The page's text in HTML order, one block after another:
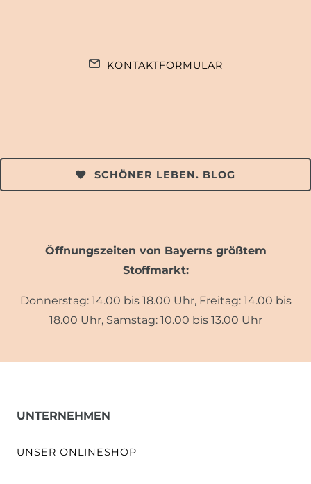
KONTAKTFORMULAR
SCHÖNER LEBEN. BLOG
Öffnungszeiten von Bayerns größtem
Stoffmarkt:
Donnerstag: 14.00 bis 18.00 Uhr, Freitag: 14.00 bis
18.00 Uhr, Samstag: 10.00 bis 13.00 Uhr
UNTERNEHMEN
UNSER ONLINESHOP